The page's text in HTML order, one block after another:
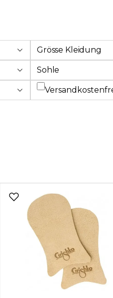
Grösse Kleidung
Sohle
Filter